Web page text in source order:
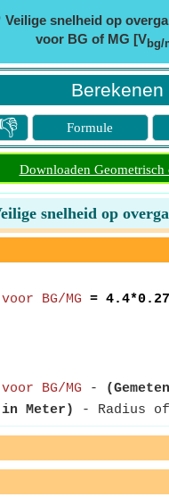
Veilige snelheid op
voor BG of MG [Vbg/
👎 Formule
Downloaden
snelheid op
BG/MG =
BG/MG -
in Meter) - Radius